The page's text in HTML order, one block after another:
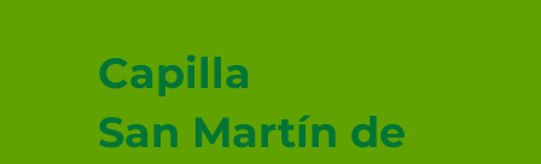
Capilla
San Martín de